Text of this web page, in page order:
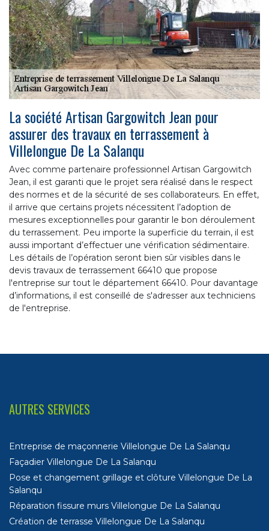
La société Artisan Gargowitch Jean pour
assurer des travaux en terrassement à
Villelongue De La Salanqu
Avec comme partenaire professionnel Artisan Gargowitch
Jean, il est garanti que le projet sera réalisé dans le respect
des normes et de la sécurité de ses collaborateurs. En effet,
il arrive que certains projets nécessitent l’adoption de
mesures exceptionnelles pour garantir le bon déroulement
du terrassement. Peu importe la superficie du terrain, il est
aussi important d’effectuer une vérification sédimentaire.
Les détails de l’opération seront bien sûr visibles dans le
devis travaux de terrassement 66410 que propose
l'entreprise sur tout le département 66410. Pour davantage
d’informations, il est conseillé de s'adresser aux techniciens
de l'entreprise.
AUTRES SERVICES
Entreprise de maçonnerie Villelongue De La Salanqu
Façadier Villelongue De La Salanqu
Pose et changement grillage et clôture Villelongue De La
Salanqu
Réparation fissure murs Villelongue De La Salanqu
Création de terrasse Villelongue De La Salanqu